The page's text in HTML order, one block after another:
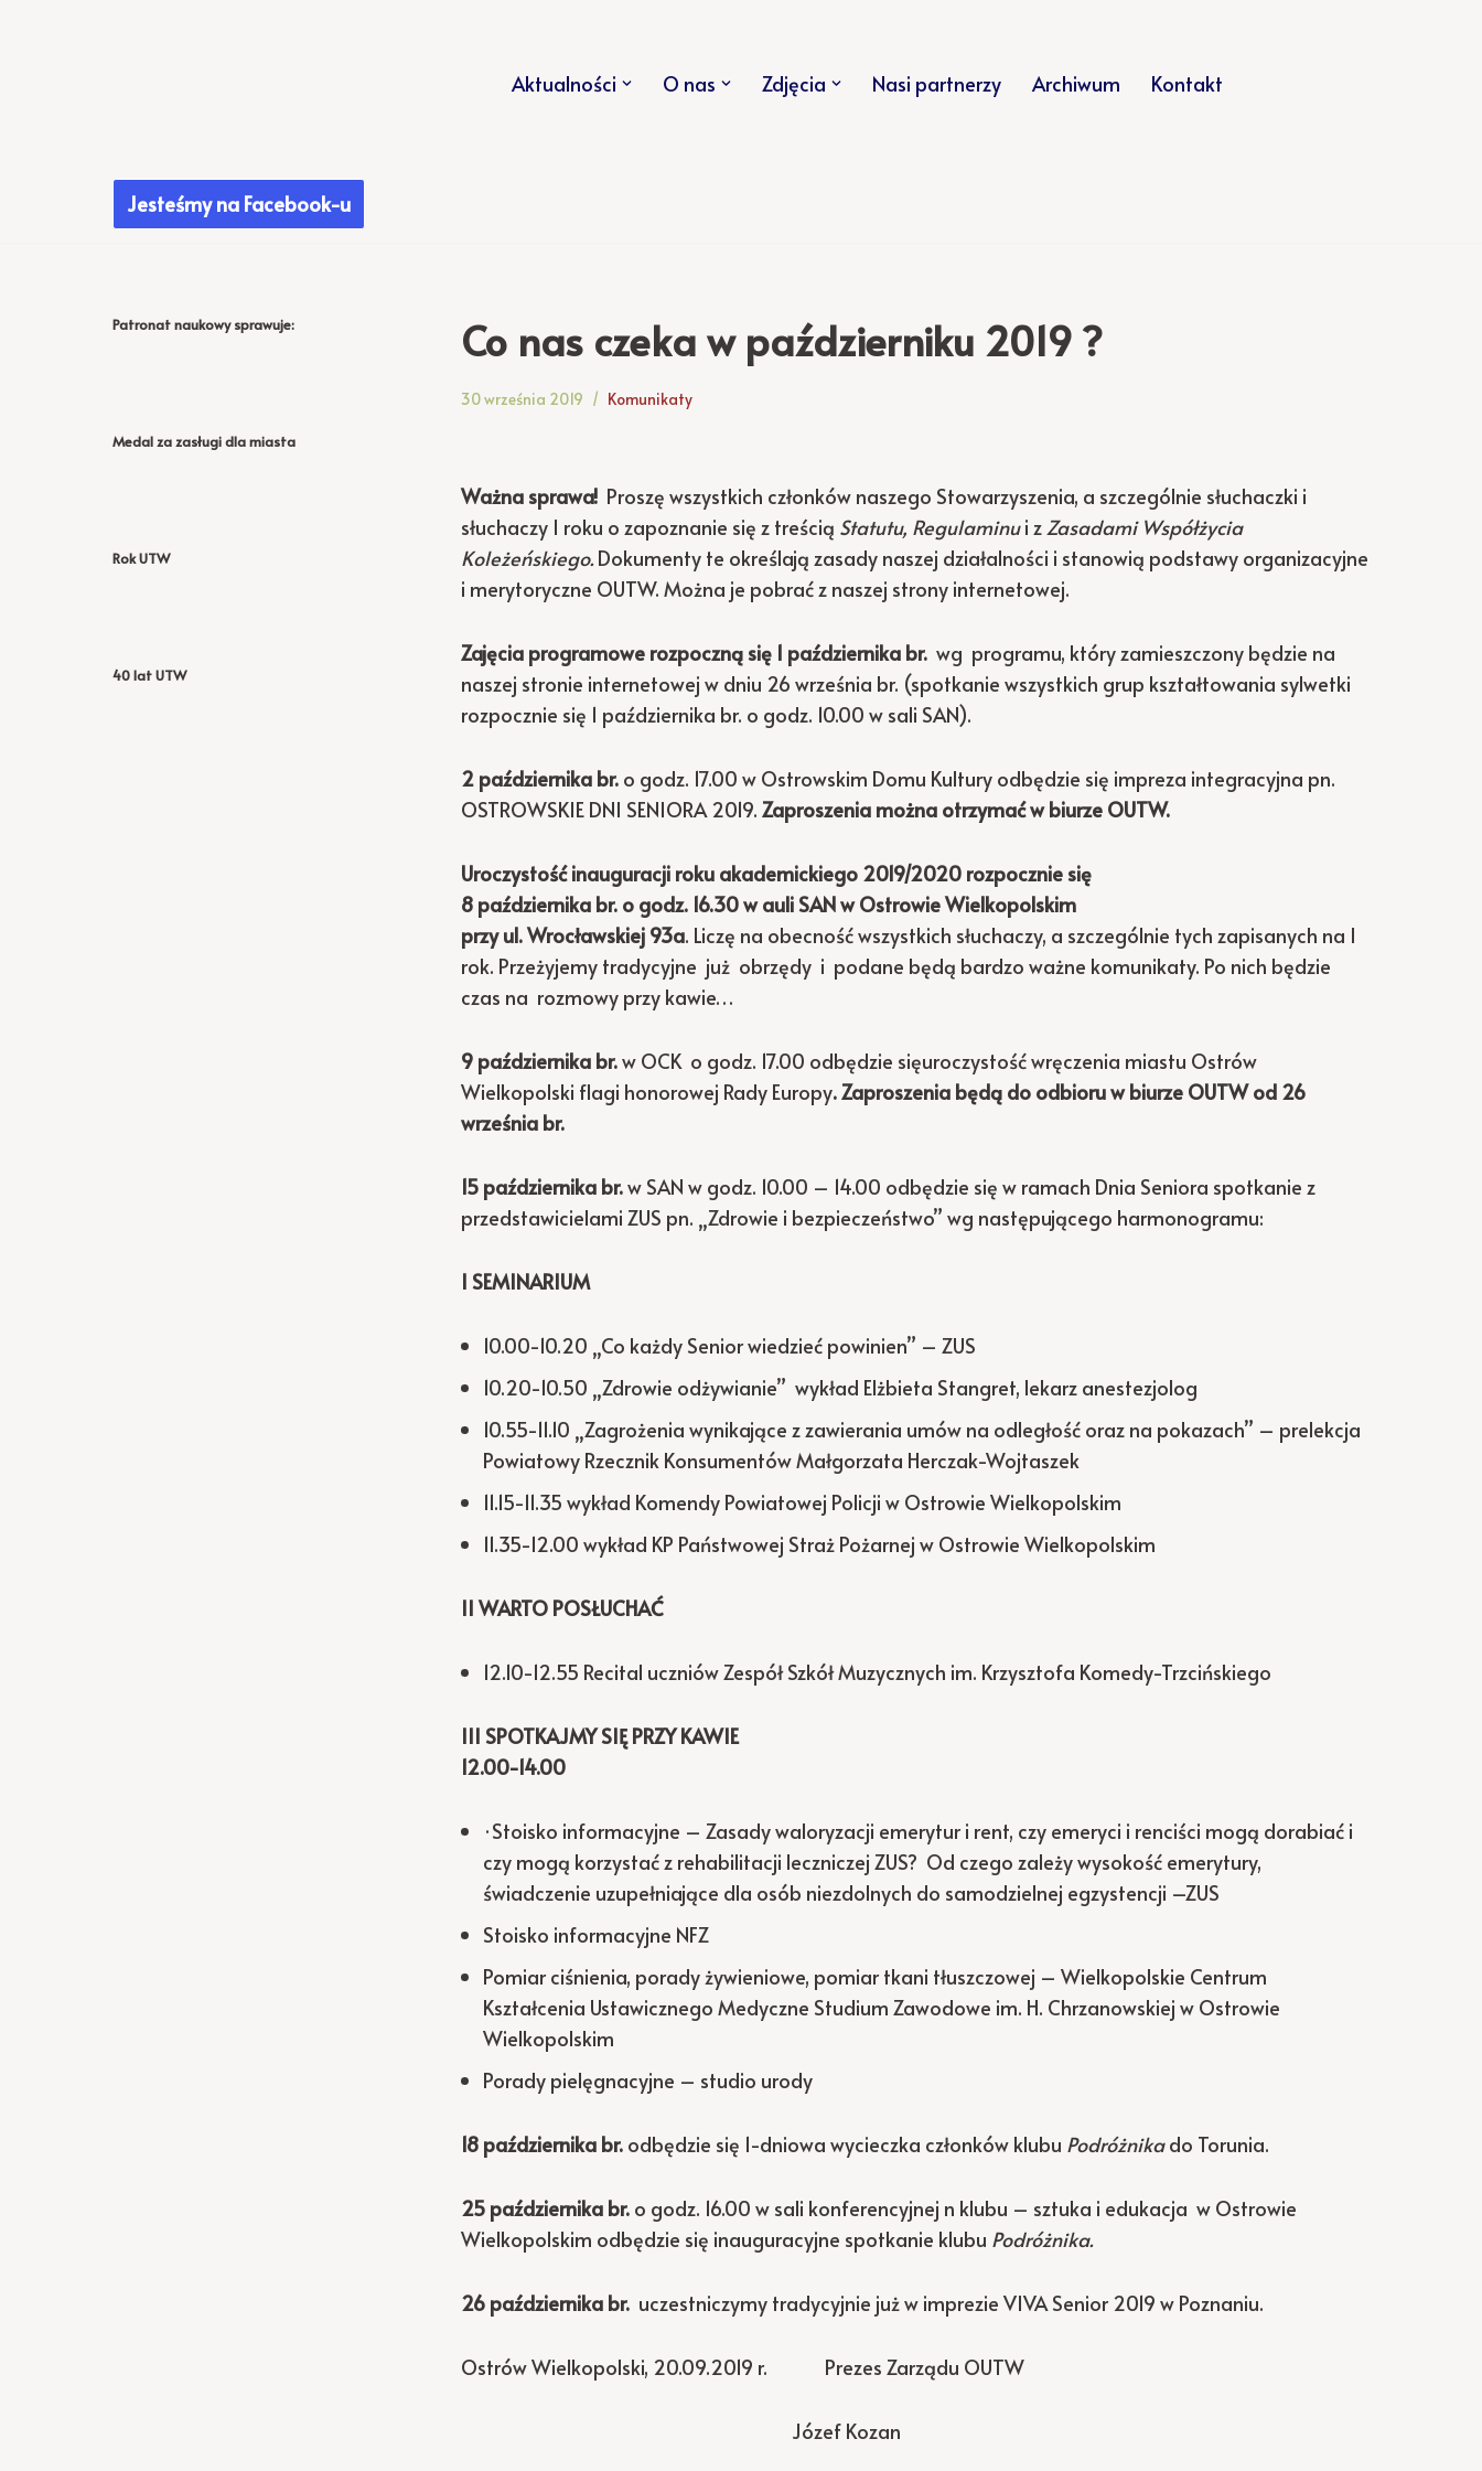
Aktualności O nas Zdjęcia Nasi partnerzy Archiwum Kontakt
Jesteśmy na Facebook-u
Patronat naukowy sprawuje:
Medal za zasługi dla miasta
Rok UTW
40 lat UTW
Co nas czeka w październiku 2019 ?
30 września 2019 Komunikaty
Ważna sprawa!Proszę wszystkich członków naszego Stowarzyszenia, a szczególnie słuchaczki i
słuchaczy I roku o zapoznanie się z treścią Statutu, Regulaminui zZasadami Współżycia
Koleżeńskiego.Dokumenty te określają zasady naszej działalności i stanowią podstawy organizacyjne
i merytoryczne OUTW. Można je pobrać z naszej strony internetowej.
Zajęcia programowe rozpoczną się 1 października br.wg programu, który zamieszczony będzie na
naszej stronie internetowej w dniu 26 września br. (spotkanie wszystkich grup kształtowania sylwetki
rozpocznie się 1 października br. o godz. 10.00 w sali SAN).
2 października br.o godz. 17.00 w Ostrowskim Domu Kultury odbędzie się impreza integracyjna pn.
OSTROWSKIE DNI SENIORA 2019. Zaproszenia można otrzymać w biurze OUTW.
Uroczystość inauguracji roku akademickiego 2019/2020 rozpocznie się
8 października br. o godz. 16.30 w auli SAN w Ostrowie Wielkopolskim
przy ul. Wrocławskiej 93a. Liczę na obecność wszystkich słuchaczy, a szczególnie tych zapisanych na I
rok. Przeżyjemy tradycyjne już obrzędy i podane będą bardzo ważne komunikaty. Po nich będzie
czas na rozmowy przy kawie…
9 października br.w OCK o godz. 17.00 odbędzie sięuroczystość wręczenia miastu Ostrów
Wielkopolski flagi honorowej Rady Europy.Zaproszenia będą do odbioru w biurze OUTW od 26
września br.
15 października br.w SAN w godz. 10.00 – 14.00 odbędzie się w ramach Dnia Seniora spotkanie z
przedstawicielami ZUS pn. „Zdrowie i bezpieczeństwo” wg następującego harmonogramu:
I SEMINARIUM
10.00-10.20 „Co każdy Senior wiedzieć powinien” – ZUS
10.20-10.50 „Zdrowie odżywianie” wykład Elżbieta Stangret, lekarz anestezjolog
10.55-11.10 „Zagrożenia wynikające z zawierania umów na odległość oraz na pokazach” – prelekcja
Powiatowy Rzecznik Konsumentów Małgorzata Herczak-Wojtaszek
11.15-11.35 wykład Komendy Powiatowej Policji w Ostrowie Wielkopolskim
11.35-12.00 wykład KP Państwowej Straż Pożarnej w Ostrowie Wielkopolskim
II WARTO POSŁUCHAĆ
12.10-12.55 Recital uczniów Zespół Szkół Muzycznych im. Krzysztofa Komedy-Trzcińskiego
III SPOTKAJMY SIĘ PRZY KAWIE
12.00-14.00
·Stoisko informacyjne – Zasady waloryzacji emerytur i rent, czy emeryci i renciści mogą dorabiać i
czy mogą korzystać z rehabilitacji leczniczej ZUS? Od czego zależy wysokość emerytury,
świadczenie uzupełniające dla osób niezdolnych do samodzielnej egzystencji –ZUS
Stoisko informacyjne NFZ
Pomiar ciśnienia, porady żywieniowe, pomiar tkani tłuszczowej – Wielkopolskie Centrum
Kształcenia Ustawicznego Medyczne Studium Zawodowe im. H. Chrzanowskiej w Ostrowie
Wielkopolskim
Porady pielęgnacyjne – studio urody
18 października br.odbędzie się 1-dniowa wycieczka członków klubu Podróżnikado Torunia.
25 października br.o godz. 16.00 w sali konferencyjnej n klubu – sztuka i edukacja w Ostrowie
Wielkopolskim odbędzie się inauguracyjne spotkanie klubu Podróżnika.
26 października br. uczestniczymy tradycyjnie już w imprezie VIVA Senior 2019 w Poznaniu.
Ostrów Wielkopolski, 20.09.2019 r. Prezes Zarządu OUTW
Józef Kozan